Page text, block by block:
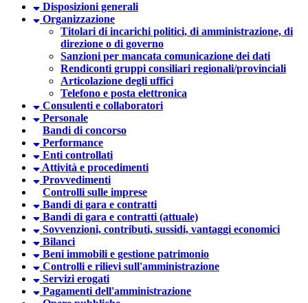
Disposizioni generali
Organizzazione
Titolari di incarichi politici, di amministrazione, di
direzione o di governo
Sanzioni per mancata comunicazione dei dati
Rendiconti gruppi consiliari regionali/provinciali
Articolazione degli uffici
Telefono e posta elettronica
Consulenti e collaboratori
Personale
Bandi di concorso
Performance
Enti controllati
Attività e procedimenti
Provvedimenti
Controlli sulle imprese
Bandi di gara e contratti
Bandi di gara e contratti (attuale)
Sovvenzioni, contributi, sussidi, vantaggi economici
Bilanci
Beni immobili e gestione patrimonio
Controlli e rilievi sull'amministrazione
Servizi erogati
Pagamenti dell'amministrazione